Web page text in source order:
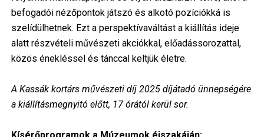
befogadói nézőpontok játszó és alkotó pozíciókká is
szelídülhetnek. Ezt a perspektívaváltást a kiállítás ideje
alatt részvételi művészeti akciókkal, előadássorozattal,
közös énekléssel és tánccal keltjük életre.
A Kassák kortárs művészeti díj 2025 díjátadó ünnepségére
a kiállításmegnyitó előtt, 17 órától kerül sor.